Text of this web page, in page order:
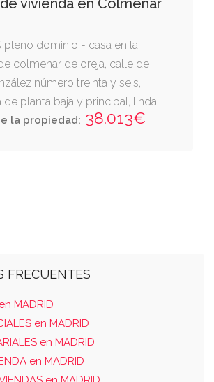
vivienda en Colmenar
pleno dominio - casa en la
colmenar de oreja, calle de
treinta y seis,
planta baja y principal, linda:
entrando izquierda, d andrés
la propiedad: 38.013€
FRECUENTES
MADRID
en MADRID
en MADRID
en MADRID